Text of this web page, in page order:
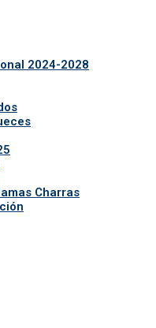
2024-2028
Charras